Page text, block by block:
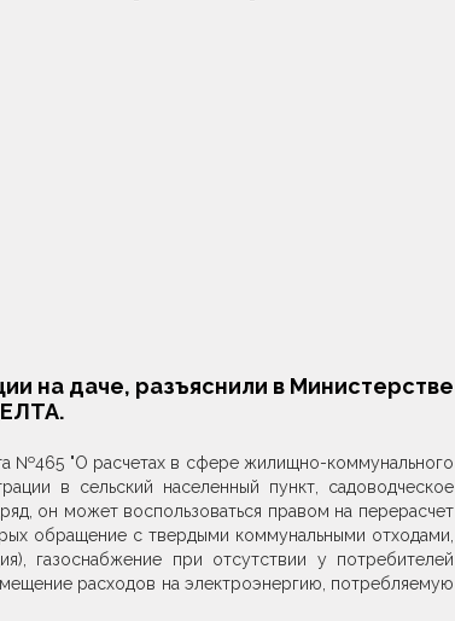
на даче, разъяснили в Министерстве
№465 "О расчетах в сфере жилищно-коммунального
в сельский населенный пункт, садоводческое
он может воспользоваться правом на перерасчет
обращение с твердыми коммунальными отходами,
газоснабжение при отсутствии у потребителей
расходов на электроэнергию, потребляемую